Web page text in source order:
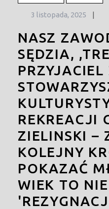
3 listopada, 20253
2025
|
NASZ
SĘDZIA,
REKREACJI
ZIELINSKI –
KOLEJNY
POKAZAĆ
WIEK TO NIE